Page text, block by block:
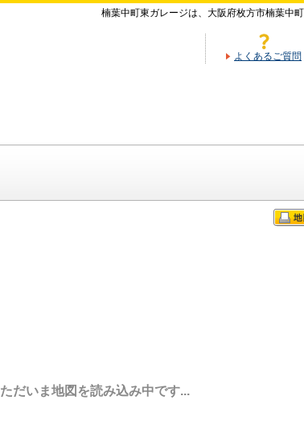
楠葉中町東ガレージは、大阪府枚方市楠葉中
よくあるご質問
ただいま地図を読み込み中です...